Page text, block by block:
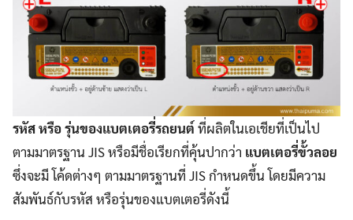
รหัส หรือ รุ่นของแบตเตอรี่รถยนต์ ที่ผลิตในเอเชียที่เป็นไป
ตามมาตรฐาน JIS หรือมีชื่อเรียกที่คุ้นปากว่า แบตเตอรี่ขั้วลอย
ซึ่งจะมี โค้ดต่างๆ ตามมาตรฐานที่ JIS กำหนดขึ้น โดยมีความ
สัมพันธ์กับรหัส หรือรุ่นของแบตเตอรี่ดังนี้